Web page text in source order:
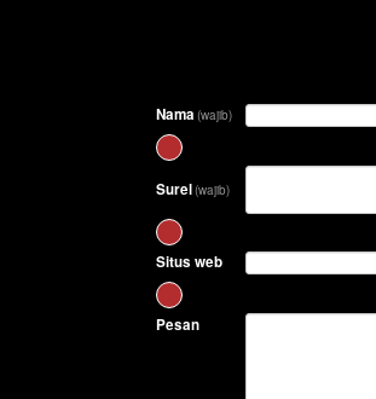
Nama (wajib)
Surel(wajib)
Situs web
Pesan